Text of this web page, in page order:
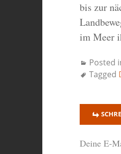
bis zur
im Meer
Posted
Tagged
Deine E-